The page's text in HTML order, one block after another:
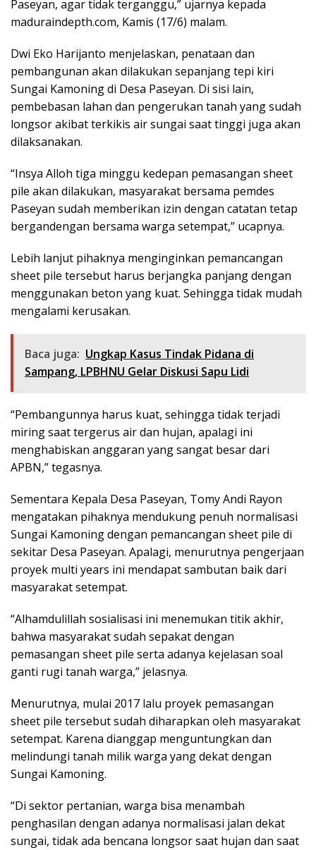
Paseyan, agar tidak terganggu,” ujarnya kepada
maduraindepth.com, Kamis (17/6) malam.
Dwi Eko Harijanto menjelaskan, penataan dan
pembangunan akan dilakukan sepanjang tepi kiri
Sungai Kamoning di Desa Paseyan. Di sisi lain,
pembebasan lahan dan pengerukan tanah yang sudah
longsor akibat terkikis air sungai saat tinggi juga akan
dilaksanakan.
“Insya Alloh tiga minggu kedepan pemasangan sheet
pile akan dilakukan, masyarakat bersama pemdes
Paseyan sudah memberikan izin dengan catatan tetap
bergandengan bersama warga setempat,” ucapnya.
Lebih lanjut pihaknya menginginkan pemancangan
sheet pile tersebut harus berjangka panjang dengan
menggunakan beton yang kuat. Sehingga tidak mudah
mengalami kerusakan.
Baca juga: Ungkap Kasus Tindak Pidana di
Sampang, LPBHNU Gelar Diskusi Sapu Lidi
“Pembangunnya harus kuat, sehingga tidak terjadi
miring saat tergerus air dan hujan, apalagi ini
menghabiskan anggaran yang sangat besar dari
APBN,” tegasnya.
Sementara Kepala Desa Paseyan, Tomy Andi Rayon
mengatakan pihaknya mendukung penuh normalisasi
Sungai Kamoning dengan pemancangan sheet pile di
sekitar Desa Paseyan. Apalagi, menurutnya pengerjaan
proyek multi years ini mendapat sambutan baik dari
masyarakat setempat.
“Alhamdulillah sosialisasi ini menemukan titik akhir,
bahwa masyarakat sudah sepakat dengan
pemasangan sheet pile serta adanya kejelasan soal
ganti rugi tanah warga,” jelasnya.
Menurutnya, mulai 2017 lalu proyek pemasangan
sheet pile tersebut sudah diharapkan oleh masyarakat
setempat. Karena dianggap menguntungkan dan
melindungi tanah milik warga yang dekat dengan
Sungai Kamoning.
“Di sektor pertanian, warga bisa menambah
penghasilan dengan adanya normalisasi jalan dekat
sungai, tidak ada bencana longsor saat hujan dan saat